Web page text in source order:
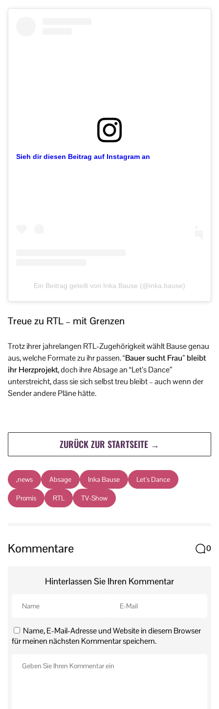
Sieh dir diesen Beitrag auf Instagram an
Ein Beitrag geteilt von Inka Bause (@inka.bause)
Treue zu RTL – mit Grenzen
Trotz ihrer jahrelangen RTL-Zugehörigkeit wählt Bause genau
aus, welche Formate zu ihr passen.“Bauer sucht Frau” bleibt
ihr Herzprojekt, doch ihre Absage an “Let’s Dance”
unterstreicht, dass sie sich selbst treu bleibt – auch wenn der
Sender andere Pläne hätte.
ZURÜCK ZUR STARTSEITE →
,news Absage Inka Bause Let's Dance
Promis RTL TV-Show
Kommentare 0
Hinterlassen Sie Ihren Kommentar
Name, E-Mail-Adresse und Website in diesem Browser
für meinen nächsten Kommentar speichern.